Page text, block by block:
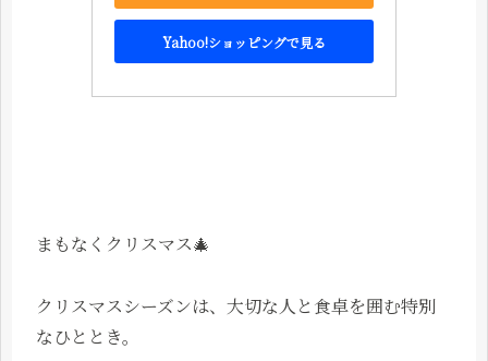
Yahoo!ショッピングで見る
まもなくクリスマス🎄
クリスマスシーズンは、大切な人と食卓を囲む特別
なひととき。